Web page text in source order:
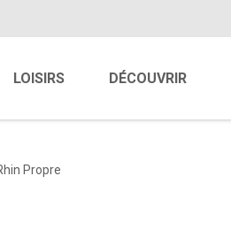
LOISIRS DÉCOUVRIR
Propre